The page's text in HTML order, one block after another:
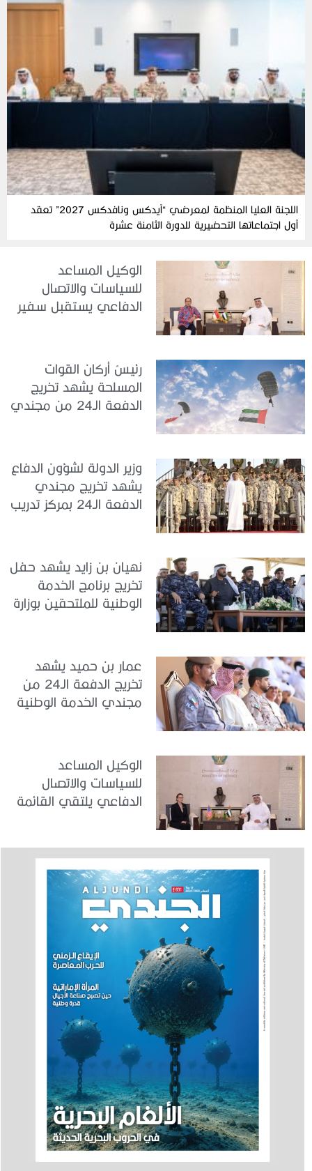
اللجنة العليا المنظمة لمعرضي “آيدكس ونافدكس 2027” تعقد
أول اجتماعاتها التحضيرية للدورة الثامنة عشرة
الوكيل المساعد
للسياسات والاتصال
الدفاعي يستقبل سفير
رئيسُ أركان القوات
المسلحة يشهد تخريج
الدفعة الـ24 من مجندي
وزير الدولة لشؤون الدفاع
يشهد تخريج مجندي
الدفعة الـ24 بمركز تدريب
نهيان بن زايد يشهد حفل
تخريج برنامج الخدمة
الوطنية للملتحقين بوزارة
عمار بن حميد يشهد
تخريج الدفعة الـ24 من
مجندي الخدمة الوطنية
الوكيل المساعد
للسياسات والاتصال
الدفاعي يلتقي القائمة